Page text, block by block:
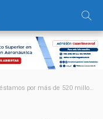
por más de 520 millones de dólares